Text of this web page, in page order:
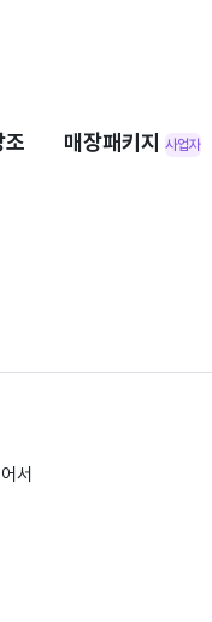
조 매장패키지 사업자
서